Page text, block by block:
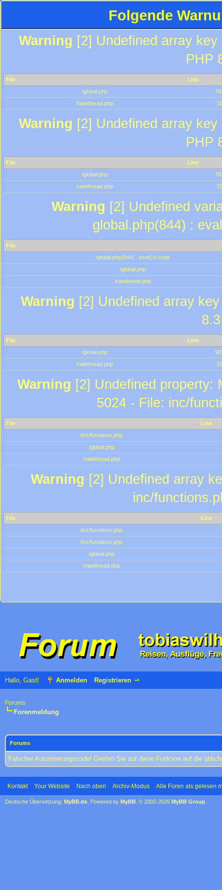
Folgende
Warning [2] Undefined array
PHP
File
Line
/global.php
/ratethread.php
15
Warning [2] Undefined array
PHP
File
Line
/global.php
/ratethread.php
15
Warning [2] Undefined
global.php(844) :
File
/global.php(844) : eval()'d code
/global.php
/ratethread.php
Warning [2] Undefined array
File
Line
/global.php
/ratethread.php
15
Warning [2] Undefined property:
5024 - File: inc/
File
Line
/inc/functions.php
/global.php
/ratethread.php
Warning [2] Undefined array
inc/
File
Line
/inc/functions.php
/inc/functions.php
/global.php
/ratethread.php
Hallo, Gast! Anmelden Registrieren
Forums
Forenmeldung
Forums
Falscher Autorisierungscode! Greifen Sie auf diese Funktion auf die
Kontakt Your Website Nach oben Archiv-Modus Alle Foren als gelesen
Deutsche Übersetzung: MyBB.de , Powered by MyBB , © 2002-2026 MyBB Group